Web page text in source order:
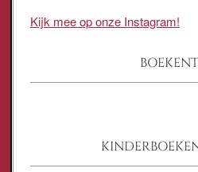
Kijk mee op onze Instagram!